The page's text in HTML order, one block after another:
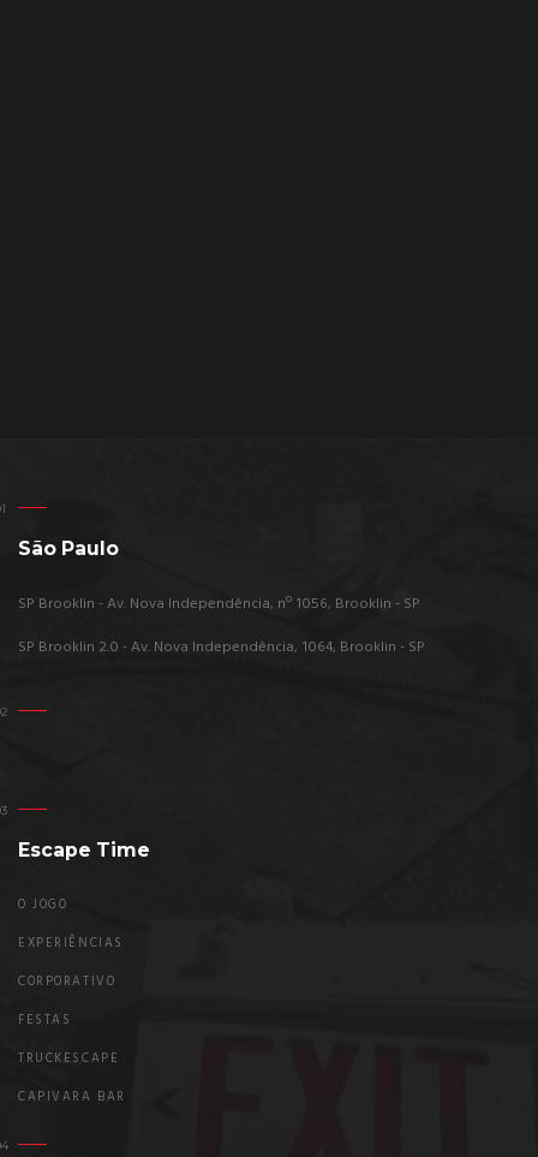
São Paulo
SP Brooklin - Av. Nova Independência, nº 1056, Brooklin - SP
SP Brooklin 2.0 - Av. Nova Independência, 1064, Brooklin - SP
Escape Time
O JOGO
EXPERIÊNCIAS
CORPORATIVO
FESTAS
TRUCKESCAPE
CAPIVARA BAR